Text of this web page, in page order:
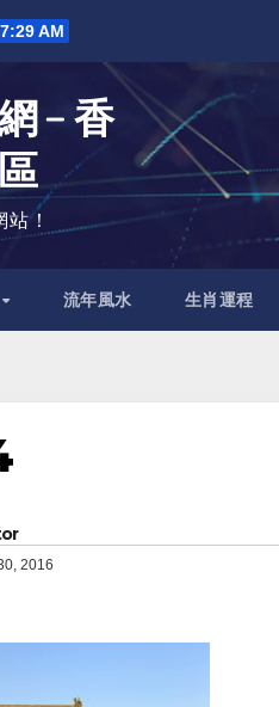
AM
﹣香
！
流年風水 生肖運程
2016